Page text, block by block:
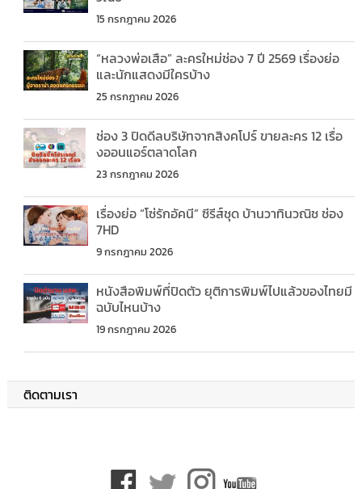
15 กรกฎาคม 2026
“หลวงพ่อเสือ” ละครใหม่ช่อง 7 ปี 2569 เรื่องย่อ
และนักแสดงมีใครบ้าง
25 กรกฎาคม 2026
ช่อง 3 ปิดดีลบริษัทจากสิงคโปร์ ขายละคร 12 เรื่อ
งออนแอร์ตลาดโลก
23 กรกฎาคม 2026
เรื่องย่อ “โซ่รักอัคนี” ซีรีส์ชุด บ้านวาทินวณิช ช่อง
7HD
9 กรกฎาคม 2026
หนังสือพิมพ์ที่ปิดตัว ยุติการพิมพ์ไปแล้วของไทยมี
ฉบับไหนบ้าง
19 กรกฎาคม 2026
ติดตามเรา